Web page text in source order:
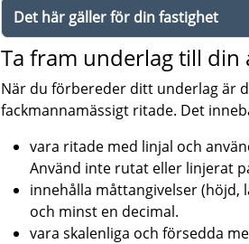
Det här gäller för din fastighet
Ta fram underlag till din
När du förbereder ditt underlag är
fackmannamässigt ritade. Det
vara ritade med linjal och
Använd inte rutat eller linjerat
innehålla måttangivelser (höjd,
och minst en decimal.
vara skalenliga och försedda